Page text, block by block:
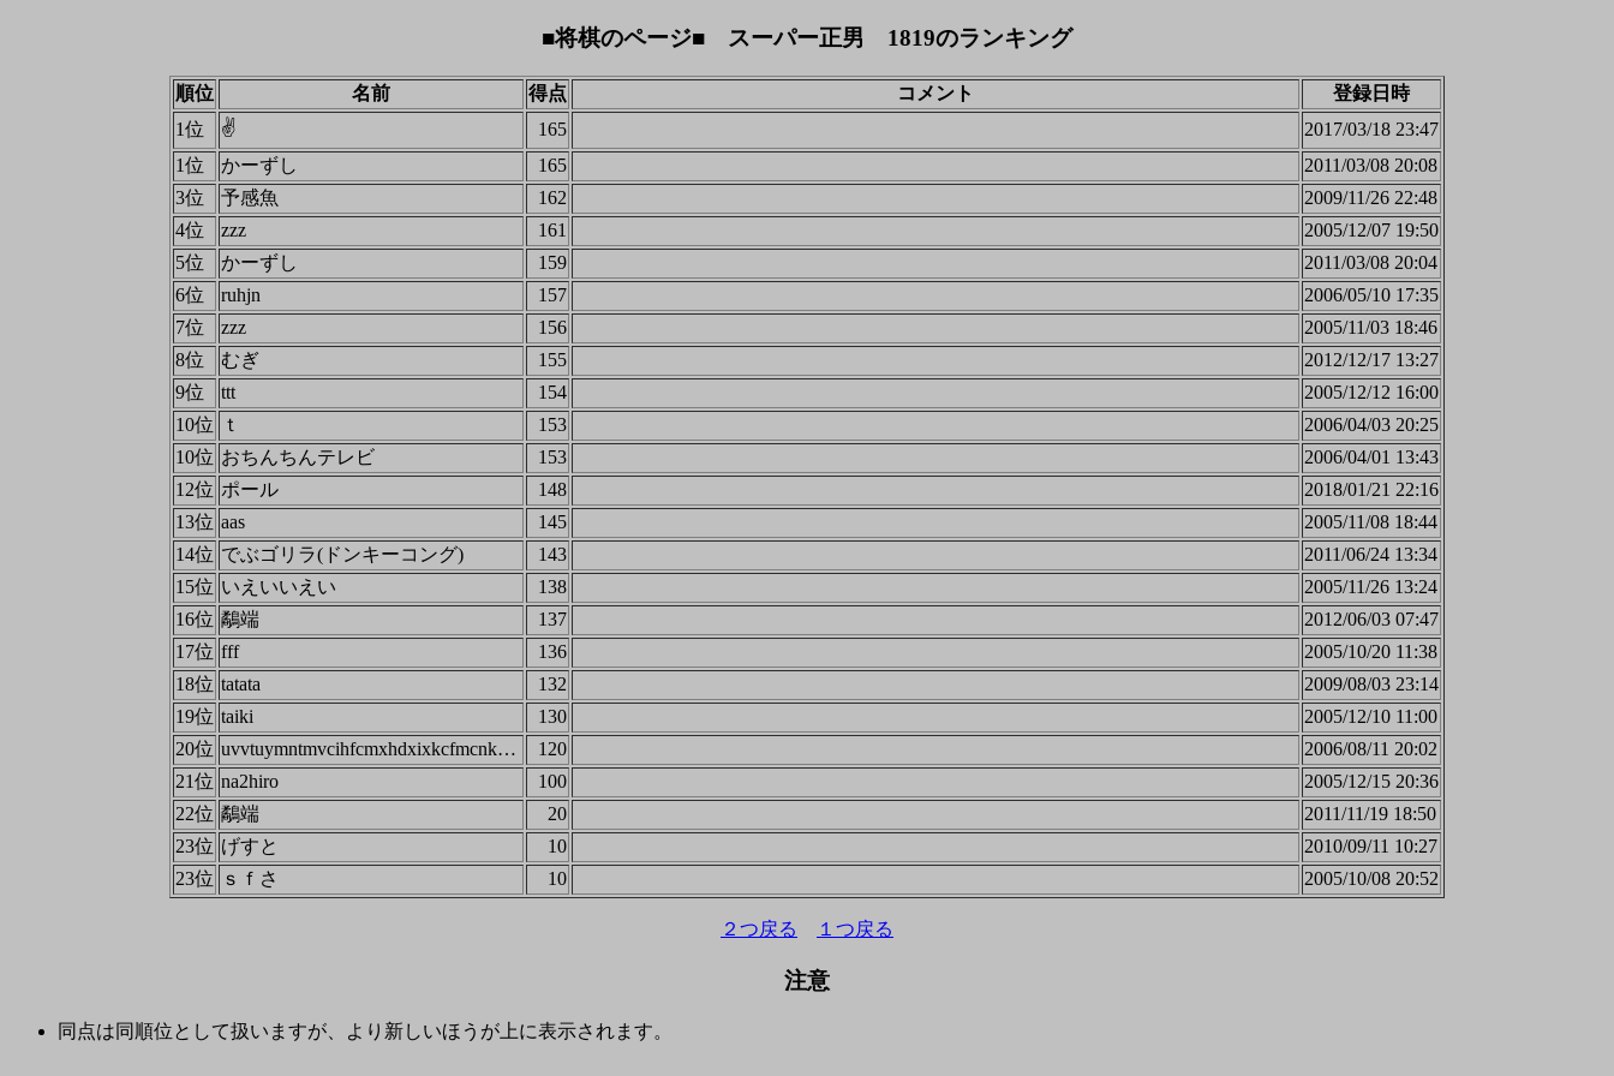
■将棋のページ■ スーパー正男 1819のランキング
順位 名前 得点 コメント
登録日時
1位
✌ 165
2017/03/18 23:47
1位
かーずし 165
2011/03/08 20:08
3位
予感魚 162
2009/11/26 22:48
4位
zzz 161
2005/12/07 19:50
5位
かーずし 159
2011/03/08 20:04
6位
ruhjn 157
2006/05/10 17:35
7位
zzz 156
2005/11/03 18:46
8位
むぎ 155
2012/12/17 13:27
9位
ttt 154
2005/12/12 16:00
10位
ｔ 153
2006/04/03 20:25
10位 おちんちんテレビ 153
2006/04/01 13:43
12位 ポール 148
2018/01/21 22:16
13位 aas 145
2005/11/08 18:44
14位 でぶゴリラ(ドンキーコング) 143
2011/06/24 13:34
15位 いえいいえい 138
2005/11/26 13:24
16位 鷸端 137
2012/06/03 07:47
17位 fff 136
2005/10/20 11:38
18位 tatata 132
2009/08/03 23:14
19位 taiki 130
2005/12/10 11:00
20位
uvvtuymntmvcihfcmxhdxixkcfmcnkmcs 120
2006/08/11 20:02
21位 na2hiro 100
2005/12/15 20:36
22位 鷸端 20
2011/11/19 18:50
23位 げすと 10
2010/09/11 10:27
23位
ｓｆさ 10 2005/10/08 20:52
２つ戻る １つ戻る
注意
同点は同順位として扱いますが、より新しいほうが上に表示されます。